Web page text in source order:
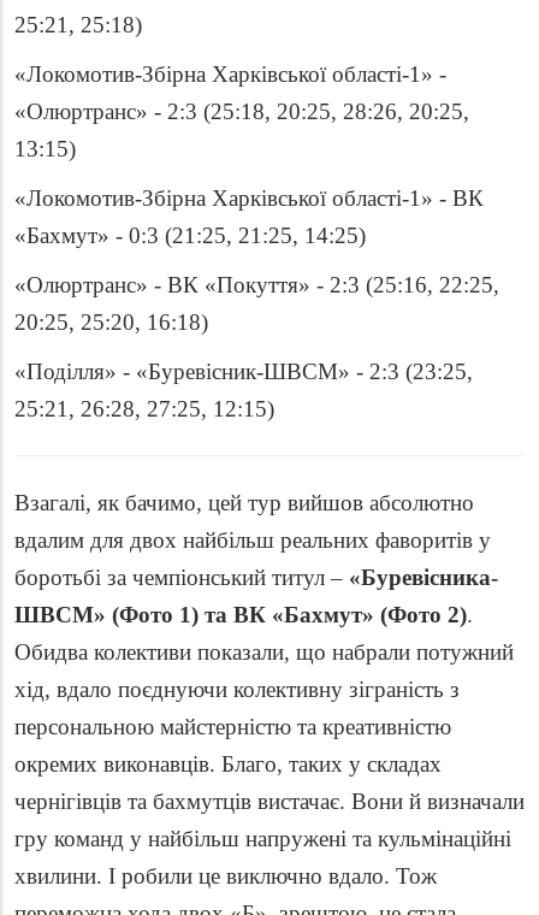
25:21, 25:18)
«Локомотив-Збірна Харківської області-1» -
«Олюртранс» - 2:3 (25:18, 20:25, 28:26, 20:25,
13:15)
«Локомотив-Збірна Харківської області-1» - ВК
«Бахмут» - 0:3 (21:25, 21:25, 14:25)
«Олюртранс» - ВК «Покуття» - 2:3 (25:16, 22:25,
20:25, 25:20, 16:18)
«Поділля» - «Буревісник-ШВСМ» - 2:3 (23:25,
25:21, 26:28, 27:25, 12:15)
Взагалі, як бачимо, цей тур вийшов абсолютно
вдалим для двох найбільш реальних фаворитів у
боротьбі за чемпіонський титул – «Буревісника-
ШВСМ» (Фото 1) та ВК «Бахмут» (Фото 2).
Обидва колективи показали, що набрали потужний
хід, вдало поєднуючи колективну зіграність з
персональною майстерністю та креативністю
окремих виконавців. Благо, таких у складах
чернігівців та бахмутців вистачає. Вони й визначали
гру команд у найбільш напружені та кульмінаційні
хвилини. І робили це виключно вдало. Тож